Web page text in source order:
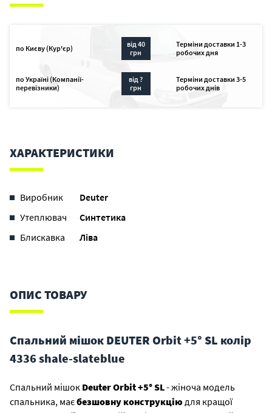
по Києву (Кур'єр)
від 40
грн
Терміни доставки 1-3
робочих дня
по Україні (Компанії-
перевізники)
від ?
грн
Терміни доставки 3-5
робочих днів
ХАРАКТЕРИСТИКИ
Виробник
Deuter
Утеплювач
Синтетика
Блискавка
Ліва
ОПИС ТОВАРУ
Спальний мішок DEUTER Orbit +5° SL колір
4336 shale-slateblue
Спальний мішок Deuter Orbit +5° SL- жіноча модель
спальника, маєбезшовну конструкцію для кращої